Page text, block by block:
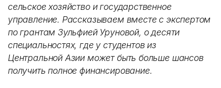
сельское хозяйство и государственное
управление. Рассказываем вместе с экспертом
по грантам Зульфией Уруновой, о десяти
специальностях, где у студентов из
Центральной Азии может быть больше шансов
получить полное финансирование.